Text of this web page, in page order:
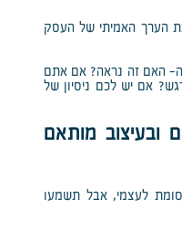
הערך האמיתי של העסק
האם זה נראה? אם אתם
אם יש לכם ניסיון של
ובעיצוב מותאם
לעצמי, אבל תשמעו